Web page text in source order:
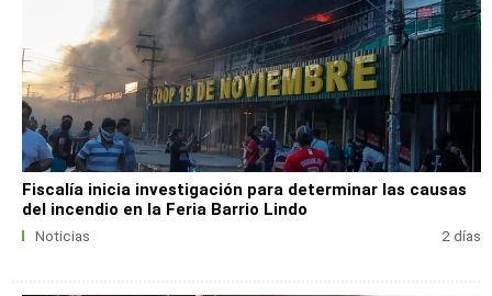
Fiscalía inicia investigación para determinar las causas
del incendio en la Feria Barrio Lindo
Noticias 2 días